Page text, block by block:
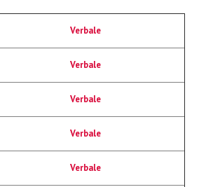
Verbale
Verbale
Verbale
Verbale
Verbale